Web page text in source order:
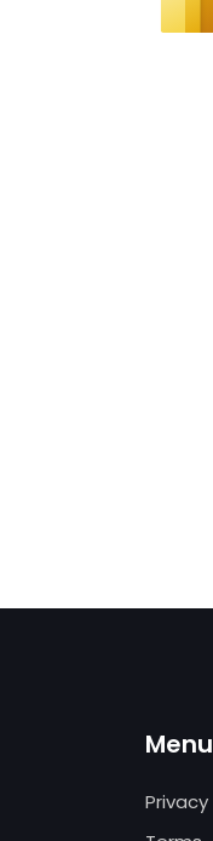
Menu
Privacy